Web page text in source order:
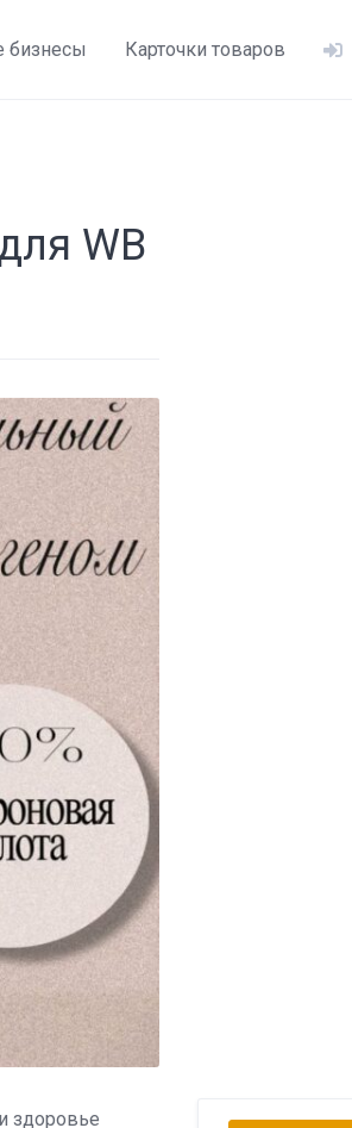
бизнесы Карточки товаров
WB
здоровье